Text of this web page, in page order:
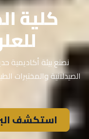
كلية
نصنع بيئة أكاديمية
الصيدلانية والمختبرات
استكشف